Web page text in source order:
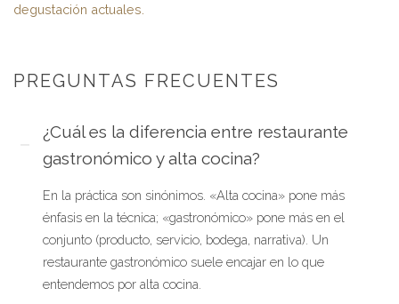
degustación actuales.
PREGUNTAS FRECUENTES
¿Cuál es la diferencia entre restaurante
gastronómico y alta cocina?
En la práctica son sinónimos. «Alta cocina» pone más
énfasis en la técnica; «gastronómico» pone más en el
conjunto (producto, servicio, bodega, narrativa). Un
restaurante gastronómico suele encajar en lo que
entendemos por alta cocina.